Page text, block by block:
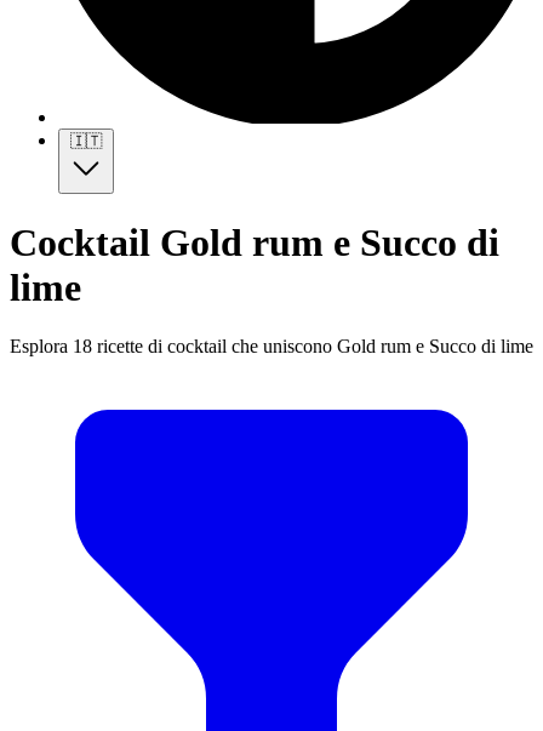
🇮🇹
Cocktail Gold rum e Succo di
lime
Esplora 18 ricette di cocktail che uniscono Gold rum e Succo di lime